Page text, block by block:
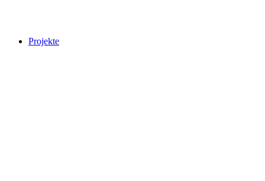
Projekte